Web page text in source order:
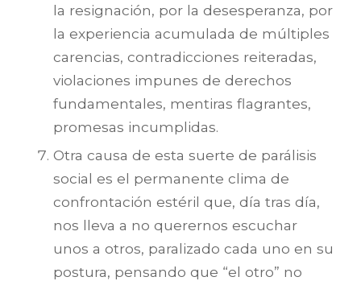
la resignación, por la desesperanza, por
la experiencia acumulada de múltiples
carencias, contradicciones reiteradas,
violaciones impunes de derechos
fundamentales, mentiras flagrantes,
promesas incumplidas.
Otra causa de esta suerte de parálisis
social es el permanente clima de
confrontación estéril que, día tras día,
nos lleva a no querernos escuchar
unos a otros, paralizado cada uno en su
postura, pensando que “el otro” no